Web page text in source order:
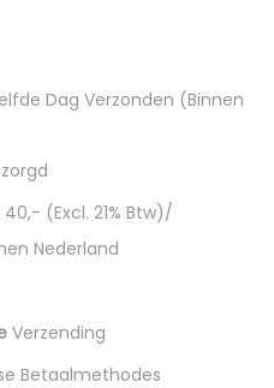
Dag Verzonden (binnen
(excl. 21% Btw)/
Nederland
Verzending
Betaalmethodes